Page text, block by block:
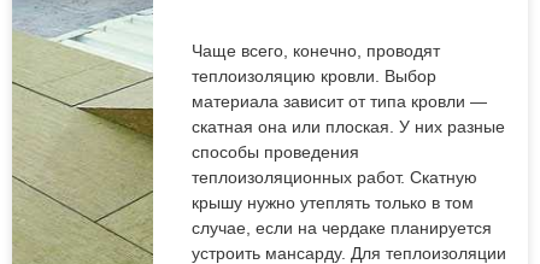
Чаще всего, конечно, проводят
теплоизоляцию кровли. Выбор
материала зависит от типа кровли —
скатная она или плоская. У них разные
способы проведения
теплоизоляционных работ. Скатную
крышу нужно утеплять только в том
случае, если на чердаке планируется
устроить мансарду. Для теплоизоляции